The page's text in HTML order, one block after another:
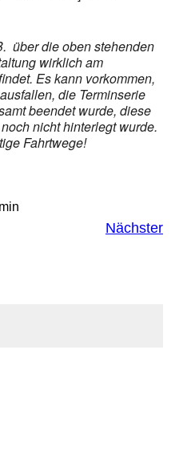
über die oben stehenden
wirklich am
Es kann vorkommen,
die Terminserie
beendet wurde, diese
nicht hinterlegt wurde.
Fahrtwege!
Nächster